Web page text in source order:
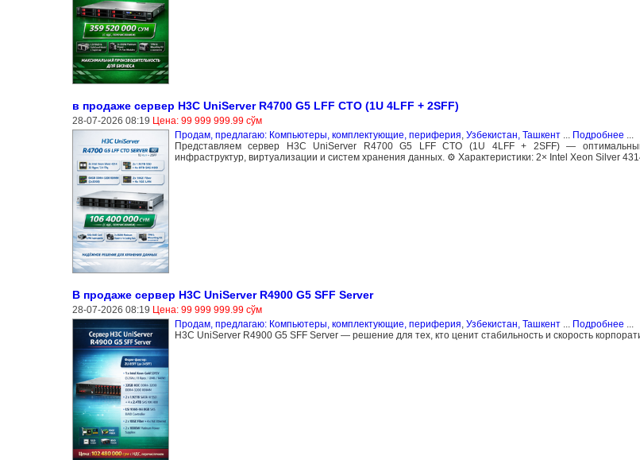
в продаже сервер H3C UniServer R4700 G5 LFF CTO (1U 4LFF + 2SFF)
28-07-2026 08:19 Цена: 99 999 999.99 сўм
Продам, предлагаю: Компьютеры, комплектующие, периферия, Узбекистан, Ташкент... Подробнее ...
Представляем сервер H3C UniServer R4700 G5 LFF CTO (1U 4LFF + 2SFF) —
инфраструктур, виртуализации и систем хранения данных. ⚙️ Характеристики: 2× Intel Xeon Silver
В продаже сервер H3C UniServer R4900 G5 SFF Server
28-07-2026 08:19 Цена: 99 999 999.99 сўм
Продам, предлагаю: Компьютеры, комплектующие, периферия, Узбекистан, Ташкент... Подробнее ...
H3C UniServer R4900 G5 SFF Server — решение для тех, кто ценит стабильность и скорость